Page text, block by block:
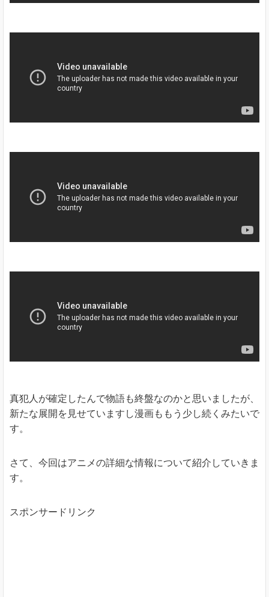
真犯人が確定したんで物語も終盤なのかと思いましたが、
新たな展開を見せていますし漫画ももう少し続くみたいで
す。
さて、今回はアニメの詳細な情報について紹介していきま
す。
スポンサードリンク